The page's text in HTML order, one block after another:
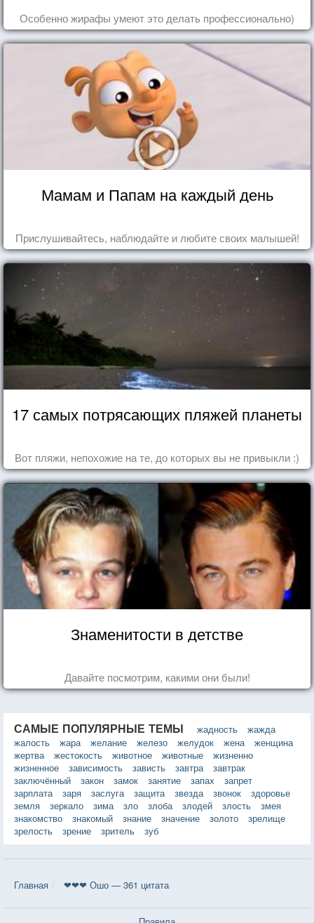
Особенно жирафы умеют это делать профессионально)
Мамам и Папам на каждый день
Прислушивайтесь, наблюдайте и любите своих малышей!
17 самых потрясающих пляжей планеты
Вот пляжи, непохожие на те, до которых вы не привыкли :)
Знаменитости в детстве
Давайте посмотрим, какими они были!
САМЫЕ ПОПУЛЯРНЫЕ ТЕМЫ жадность
жажда
жалость
жара желание железо желудок жена
женщина
жертва
жестокость животное животные
жизненно
жизненное
зависимость зависть завтра
завтрак
заключённый
закон замок занятие запах
запрет
зарплата
заря заслуга защита звезда звонок
здоровье
земля
зеркало зима зло злоба злодей злость
змея
знакомство
знакомый знание значение золото
зрелище
зрелость
зрение зритель зуб
Главная ❤❤❤ Ошо — 361 цитата